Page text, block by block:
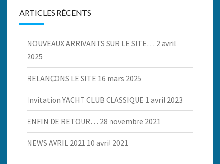
ARTICLES RÉCENTS
NOUVEAUX ARRIVANTS SUR LE SITE… 2 avril
2025
RELANÇONS LE SITE 16 mars 2025
Invitation YACHT CLUB CLASSIQUE 1 avril 2023
ENFIN DE RETOUR… 28 novembre 2021
NEWS AVRIL 2021 10 avril 2021